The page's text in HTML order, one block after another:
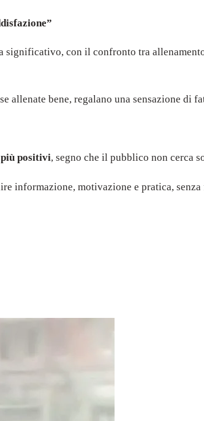
significativo, con il confronto tra
allenate bene, regalano una sensazione
più positivi, segno che il pubblico non cerca
informazione, motivazione e pratica,